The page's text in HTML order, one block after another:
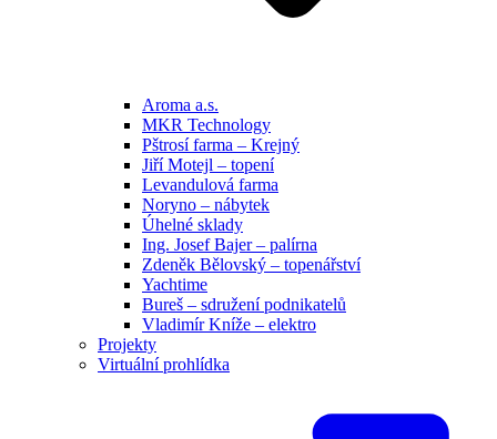
Aroma a.s.
MKR Technology
Pštrosí farma – Krejný
Jiří Motejl – topení
Levandulová farma
Noryno – nábytek
Úhelné sklady
Ing. Josef Bajer – palírna
Zdeněk Bělovský – topenářství
Yachtime
Bureš – sdružení podnikatelů
Vladimír Kníže – elektro
Projekty
Virtuální prohlídka